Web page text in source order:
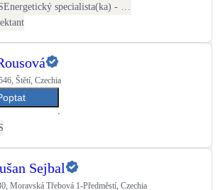
Štětí, Czechia
Sejbal
Moravská Třebová 1-Předměstí, Czechia